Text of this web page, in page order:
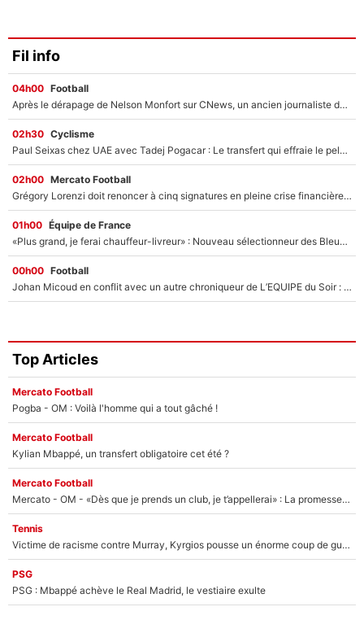
Fil info
04h00 Football
Après le dérapage de Nelson Monfort sur CNews, un ancien journaliste de France Télévisions relance la polémique sur les incendies en Gironde
02h30 Cyclisme
Paul Seixas chez UAE avec Tadej Pogacar : Le transfert qui effraie le peloton, «c’est la pire des choses qui puisse arriver»
02h00 Mercato Football
Grégory Lorenzi doit renoncer à cinq signatures en pleine crise financière : L’IA propose sept noms à l’OM pour un mercato réussi... à seulement 5M€ !
01h00 Équipe de France
«Plus grand, je ferai chauffeur-livreur» : Nouveau sélectionneur des Bleus, Zinédine Zidane s’était imaginé un avenir très différent lorsqu'il était enfant
00h00 Football
Johan Micoud en conflit avec un autre chroniqueur de L’EQUIPE du Soir : «Pendant un moment, je ne les ai pas remis ensemble dans l'émission»
Top Articles
Mercato Football
Pogba - OM : Voilà l'homme qui a tout gâché !
Mercato Football
Kylian Mbappé, un transfert obligatoire cet été ?
Mercato Football
Mercato - OM - «Dès que je prends un club, je t’appellerai» : La promesse de Marcelino au moment de claquer la porte
Tennis
Victime de racisme contre Murray, Kyrgios pousse un énorme coup de gueule !
PSG
PSG : Mbappé achève le Real Madrid, le vestiaire exulte